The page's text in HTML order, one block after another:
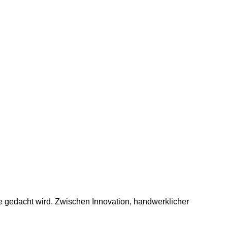
gedacht wird. Zwischen Innovation, handwerklicher